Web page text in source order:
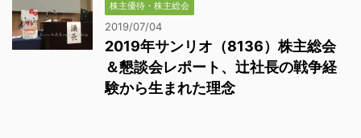
株主優待・株主総会
2019/07/04
2019年サンリオ（8136）株主総会
＆懇談会レポート、辻社長の戦争経
験から生まれた理念